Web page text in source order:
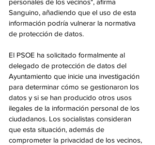
personales de los vecinos", afirma
Sanguino, añadiendo que el uso de esta
información podría vulnerar la normativa
de protección de datos.
El PSOE ha solicitado formalmente al
delegado de protección de datos del
Ayuntamiento que inicie una investigación
para determinar cómo se gestionaron los
datos y si se han producido otros usos
ilegales de la información personal de los
ciudadanos. Los socialistas consideran
que esta situación, además de
comprometer la privacidad de los vecinos,